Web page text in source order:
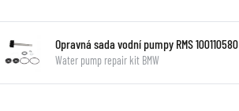
Opravná sada vodní pumpy RMS 100110580
Water pump repair kit BMW